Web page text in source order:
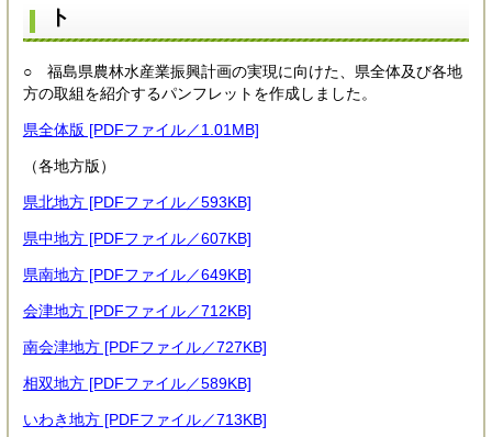
ト
○ 福島県農林水産業振興計画の実現に向けた、県全体及び各地
方の取組を紹介するパンフレットを作成しました。
県全体版 [PDFファイル／1.01MB]
（各地方版）
県北地方 [PDFファイル／593KB]
県中地方 [PDFファイル／607KB]
県南地方 [PDFファイル／649KB]
会津地方 [PDFファイル／712KB]
南会津地方 [PDFファイル／727KB]
相双地方 [PDFファイル／589KB]
いわき地方 [PDFファイル／713KB]